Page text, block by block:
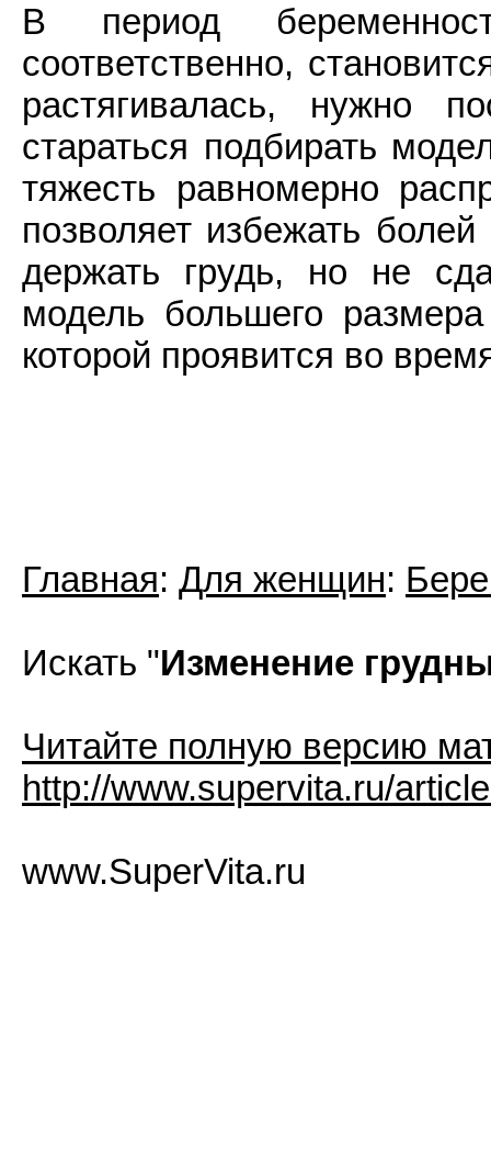
В период
соответственно,
растягивалась, нужно
стараться подбирать
тяжесть равномерно
позволяет избежать
держать грудь, но не
модель большего
которой проявится во
Главная: Для женщин:
Искать "Изменение
Читайте полную версию
http://www.supervita.ru/
www.SuperVita.ru